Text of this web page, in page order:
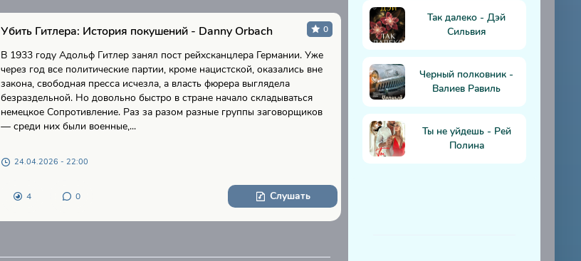
Убить Гитлера: История покушений - Danny Orbach 0
В 1933 году Адольф Гитлер занял пост рейхсканцлера Германии. Уже
через год все политические партии, кроме нацистской, оказались вне
закона, свободная пресса исчезла, а власть фюрера выглядела
безраздельной. Но довольно быстро в стране начало складываться
немецкое Сопротивление. Раз за разом разные группы заговорщиков
— среди них были военные,...
24.04.2026 - 22:00
4 0 Слушать
Так далеко - Дэй
Сильвия
Черный полковник -
Валиев Равиль
Ты не уйдешь - Рей
Полина